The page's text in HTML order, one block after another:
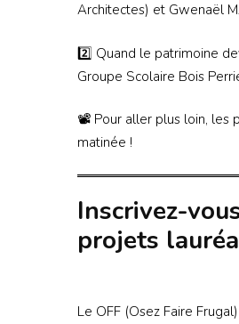
Architectes) et Gwenaël
2️⃣ Quand le patrimoine
Groupe Scolaire Bois
📽️ Pour aller plus loin, les
matinée !
Inscrivez-
projets
Le OFF (Osez Faire